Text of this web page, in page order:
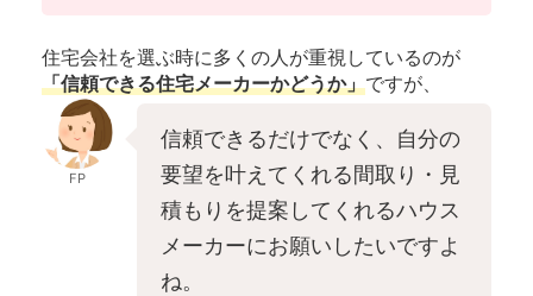
住宅会社を選ぶ時に多くの人が重視しているのが
「信頼できる住宅メーカーかどうか」ですが、
FP
信頼できるだけでなく、自分の
要望を叶えてくれる間取り・見
積もりを提案してくれるハウス
メーカーにお願いしたいですよ
ね。